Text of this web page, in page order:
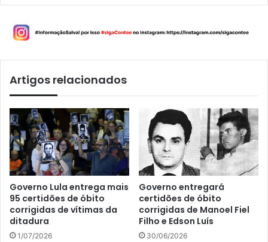
Artigos relacionados
Governo Lula entrega mais
95 certidões de óbito
corrigidas de vítimas da
ditadura
1/07/2026
Governo entregará
certidões de óbito
corrigidas de Manoel Fiel
Filho e Edson Luís
30/06/2026